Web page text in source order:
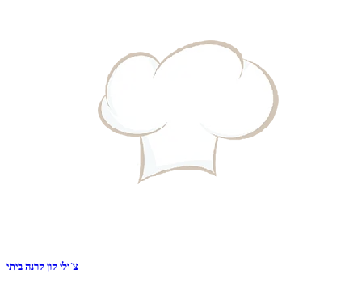
צ`ילי קון קרנה ביתי